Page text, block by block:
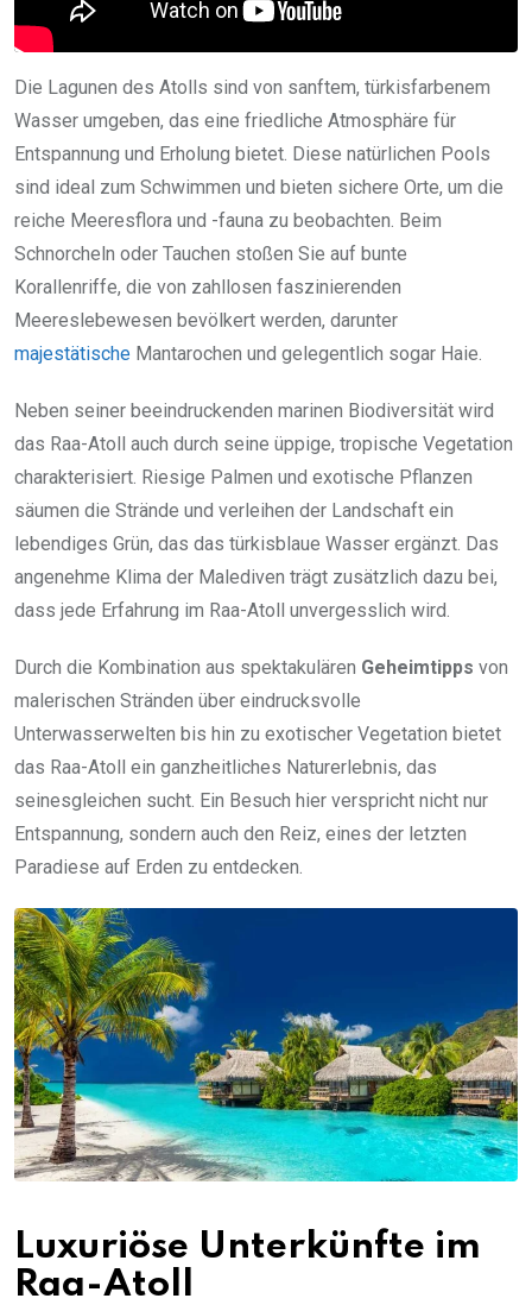
Die Lagunen des Atolls sind von sanftem, türkisfarbenem
Wasser umgeben, das eine friedliche Atmosphäre für
Entspannung und Erholung bietet. Diese natürlichen Pools
sind ideal zum Schwimmen und bieten sichere Orte, um die
reiche Meeresflora und -fauna zu beobachten. Beim
Schnorcheln oder Tauchen stoßen Sie auf bunte
Korallenriffe, die von zahllosen faszinierenden
Meereslebewesen bevölkert werden, darunter
majestätische Mantarochen und gelegentlich sogar Haie.
Neben seiner beeindruckenden marinen Biodiversität wird
das Raa-Atoll auch durch seine üppige, tropische Vegetation
charakterisiert. Riesige Palmen und exotische Pflanzen
säumen die Strände und verleihen der Landschaft ein
lebendiges Grün, das das türkisblaue Wasser ergänzt. Das
angenehme Klima der Malediven trägt zusätzlich dazu bei,
dass jede Erfahrung im Raa-Atoll unvergesslich wird.
Durch die Kombination aus spektakulären Geheimtipps von
malerischen Stränden über eindrucksvolle
Unterwasserwelten bis hin zu exotischer Vegetation bietet
das Raa-Atoll ein ganzheitliches Naturerlebnis, das
seinesgleichen sucht. Ein Besuch hier verspricht nicht nur
Entspannung, sondern auch den Reiz, eines der letzten
Paradiese auf Erden zu entdecken.
Luxuriöse Unterkünfte im
Raa-Atoll